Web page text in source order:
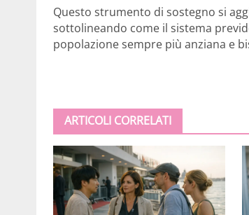
Questo strumento di sostegno si
sottolineando come il sistema
popolazione sempre più anziana e
ARTICOLI CORRELATI